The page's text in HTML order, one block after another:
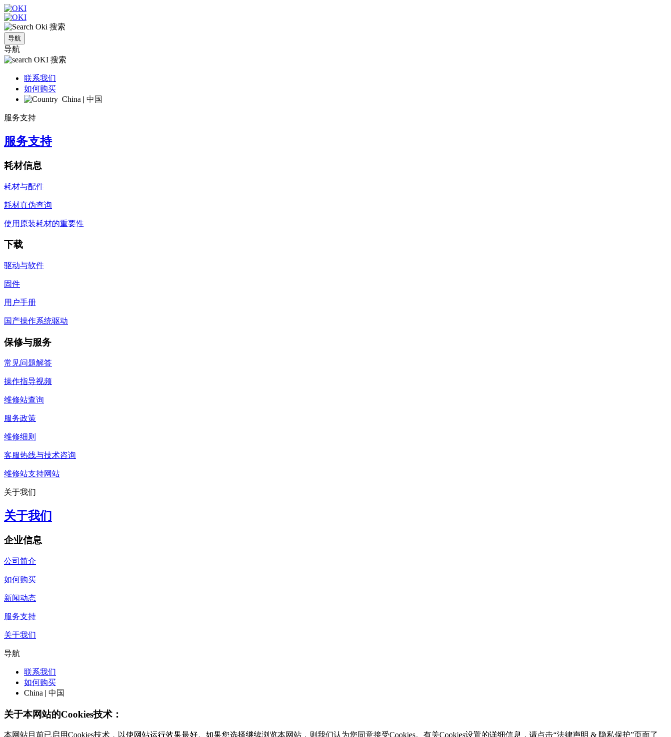
搜索
导航
导航
搜索
联系我们
如何购买
China | 中国
服务支持
服务支持
耗材信息
耗材与配件
耗材真伪查询
使用原装耗材的重要性
下载
驱动与软件
固件
用户手册
国产操作系统驱动
保修与服务
常见问题解答
操作指导视频
维修站查询
服务政策
维修细则
客服热线与技术咨询
维修站支持网站
关于我们
关于我们
企业信息
公司简介
如何购买
新闻动态
服务支持
关于我们
导航
联系我们
如何购买
China | 中国
关于本网站的Cookies技术：
本网站目前已启用Cookies技术，以使网站运行效果最好。如果您选择继续浏览本网站，则我们认为您同意接受Cookies。有关Cookies设置的详细信息，请点击“法律声明 & 隐私保护”页面了